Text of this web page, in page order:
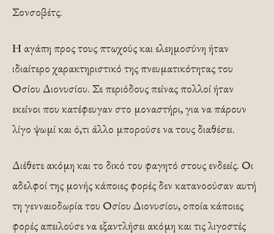
Σονσοβέτς.
Η αγάπη προς τους πτωχούς και ελεημοσύνη ήταν
ιδιαίτερο χαρακτηριστικό της πνευματικότητας του
Οσίου Διονυσίου. Σε περιόδους πείνας πολλοί ήταν
εκείνοι που κατέφευγαν στο μοναστήρι, για να πάρουν
λίγο ψωμί και ό,τι άλλο μπορούσε να τους διαθέσει.
Διέθετε ακόμη και το δικό του φαγητό στους ενδεείς. Οι
αδελφοί της μονής κάποιες φορές δεν κατανοούσαν αυτή
τη γενναιοδωρία του Οσίου Διονυσίου, οποία κάποιες
φορές απειλούσε να εξαντλήσει ακόμη και τις λιγοστές